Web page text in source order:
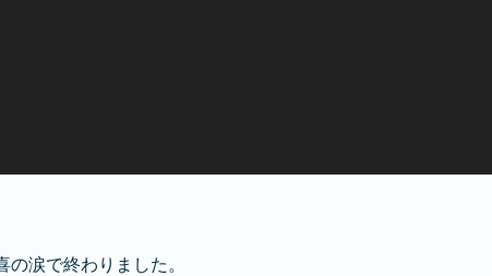
涙で終わりました。